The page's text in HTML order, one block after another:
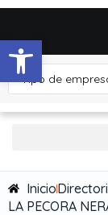
Abrir barra de
Inicio
LA PECORA